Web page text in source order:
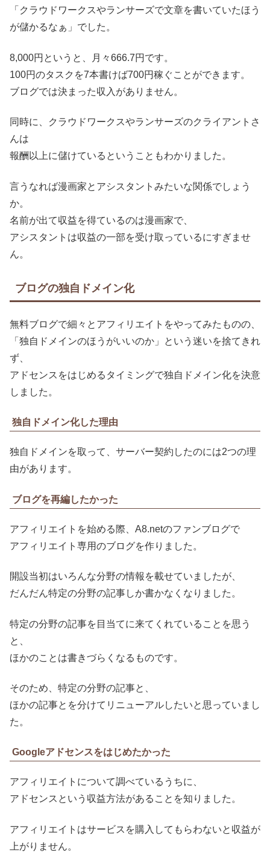
「クラウドワークスやランサーズで文章を書いていたほう
が儲かるなぁ」でした。
8,000円というと、月々666.7円です。
100円のタスクを7本書けば700円稼ぐことができます。
ブログでは決まった収入がありません。
同時に、クラウドワークスやランサーズのクライアントさ
んは
報酬以上に儲けているということもわかりました。
言うなれば漫画家とアシスタントみたいな関係でしょう
か。
名前が出て収益を得ているのは漫画家で、
アシスタントは収益の一部を受け取っているにすぎませ
ん。
ブログの独自ドメイン化
無料ブログで細々とアフィリエイトをやってみたものの、
「独自ドメインのほうがいいのか」という迷いを捨てきれ
ず、
アドセンスをはじめるタイミングで独自ドメイン化を決意
しました。
独自ドメイン化した理由
独自ドメインを取って、サーバー契約したのには2つの理
由があります。
ブログを再編したかった
アフィリエイトを始める際、A8.netのファンブログで
アフィリエイト専用のブログを作りました。
開設当初はいろんな分野の情報を載せていましたが、
だんだん特定の分野の記事しか書かなくなりました。
特定の分野の記事を目当てに来てくれていることを思う
と、
ほかのことは書きづらくなるものです。
そのため、特定の分野の記事と、
ほかの記事とを分けてリニューアルしたいと思っていまし
た。
Googleアドセンスをはじめたかった
アフィリエイトについて調べているうちに、
アドセンスという収益方法があることを知りました。
アフィリエイトはサービスを購入してもらわないと収益が
上がりません。